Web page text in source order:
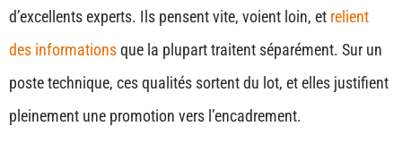
d’excellents experts. Ils pensent vite, voient loin, et relient
des informationsque la plupart traitent séparément. Sur un
poste technique, ces qualités sortent du lot, et elles justifient
pleinement une promotion vers l’encadrement.